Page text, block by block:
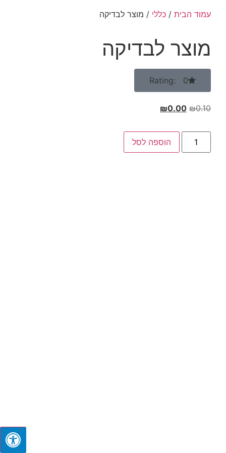
עמוד הבית / כללי / מוצר לבדיקה
מוצר לבדיקה
Rating: 0
₪0.10
₪0.00
הוספה לסל